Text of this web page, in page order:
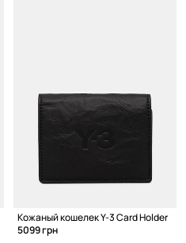
Кожаный кошелек Y-3 Card Holder
5099 грн